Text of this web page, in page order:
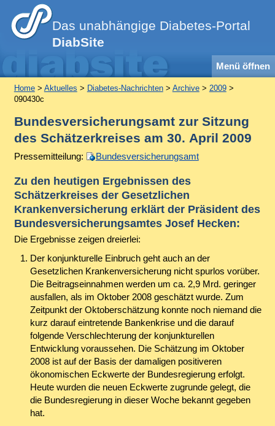
Das unabhängige Diabetes-Portal
DiabSite
Menü öffnen
Home> Aktuelles > Diabetes-Nachrichten> Archive> 2009>
090430c
Bundesversicherungsamt zur Sitzung
des Schätzerkreises am 30. April 2009
Pressemitteilung: Bundesversicherungsamt
Zu den heutigen Ergebnissen des
Schätzerkreises der Gesetzlichen
Krankenversicherung erklärt der Präsident des
Bundesversicherungsamtes Josef Hecken:
Die Ergebnisse zeigen dreierlei:
Der konjunkturelle Einbruch geht auch an der
Gesetzlichen Krankenversicherung nicht spurlos vorüber.
Die Beitragseinnahmen werden um ca. 2,9 Mrd. geringer
ausfallen, als im Oktober 2008 geschätzt wurde. Zum
Zeitpunkt der Oktoberschätzung konnte noch niemand die
kurz darauf eintretende Bankenkrise und die darauf
folgende Verschlechterung der konjunkturellen
Entwicklung voraussehen. Die Schätzung im Oktober
2008 ist auf der Basis der damaligen positiveren
ökonomischen Eckwerte der Bundesregierung erfolgt.
Heute wurden die neuen Eckwerte zugrunde gelegt, die
die Bundesregierung in dieser Woche bekannt gegeben
hat.